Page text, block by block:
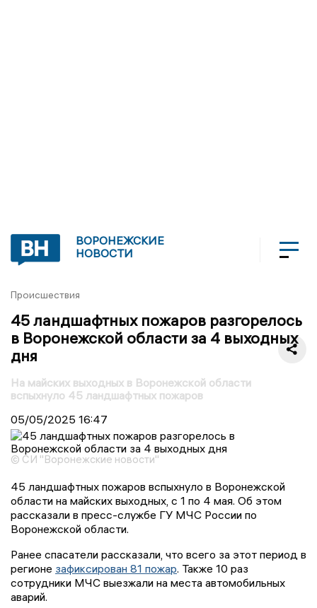
ВОРОНЕЖСКИЕ
НОВОСТИ
Происшествия
45 ландшафтных пожаров разгорелось
в Воронежской области за 4 выходных
дня
На майских выходных в Воронежской области
вспыхнуло 45 ландшафтных пожаров
05/05/2025 16:47
© СИ "Воронежские новости"
45 ландшафтных пожаров вспыхнуло в Воронежской
области на майских выходных, с 1 по 4 мая. Об этом
рассказали в пресс-службе ГУ МЧС России по
Воронежской области.
Ранее спасатели рассказали, что всего за этот период в
регионе зафиксирован 81 пожар. Также 10 раз
сотрудники МЧС выезжали на места автомобильных
аварий.